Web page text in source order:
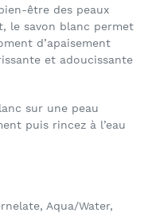
être des peaux
le savon blanc permet
d’apaisement
et adoucissante
sur une peau
puis rincez à l’eau
Aqua/Water,